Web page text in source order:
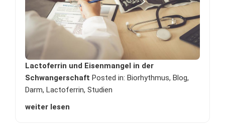
Lactoferrin und Eisenmangel in der
Schwangerschaft Posted in: Biorhythmus,Blog,
Darm,Lactoferrin,Studien
weiter lesen